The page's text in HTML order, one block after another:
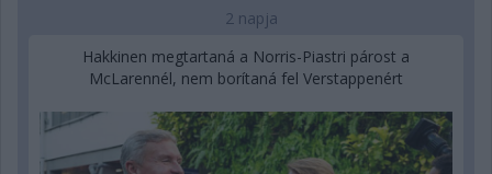
2 napja
Hakkinen megtartaná a Norris-Piastri párost a
McLarennél, nem borítaná fel Verstappenért